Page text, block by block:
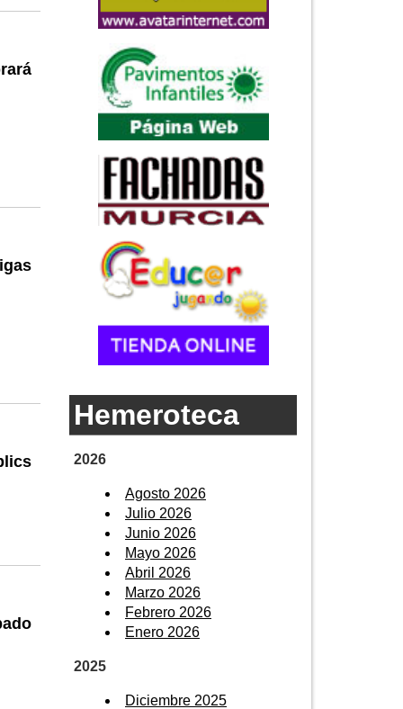
Hemeroteca
2026
Agosto 2026
Julio 2026
Junio 2026
Mayo 2026
Abril 2026
Marzo 2026
Febrero 2026
Enero 2026
2025
Diciembre 2025